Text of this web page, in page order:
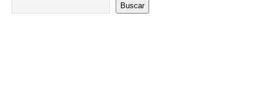
Buscar